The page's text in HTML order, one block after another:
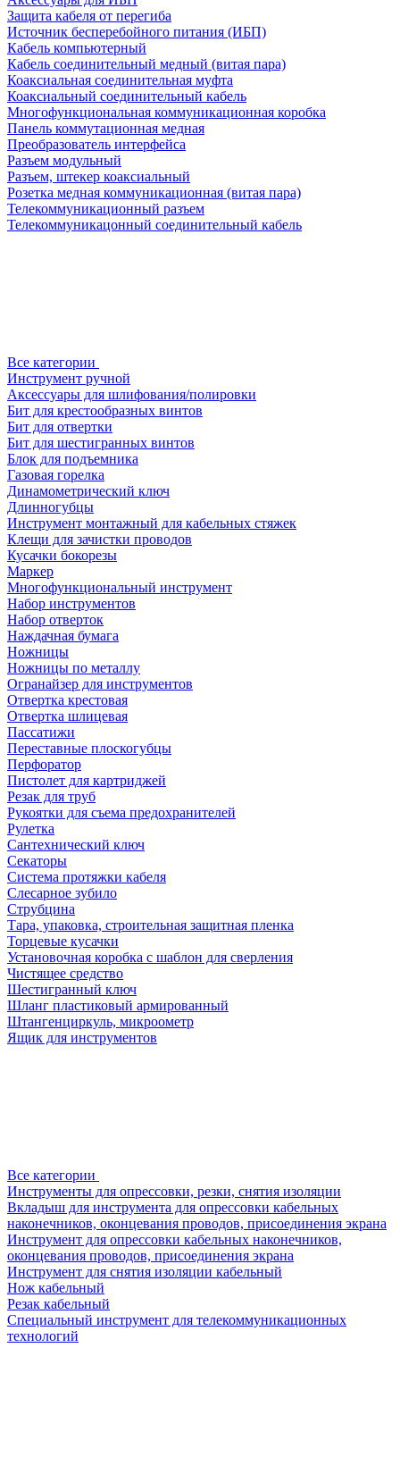
Защита кабеля от перегиба
Источник бесперебойного питания (ИБП)
Кабель компьютерный
Кабель соединительный медный (витая пара)
Коаксиальная соединительная муфта
Коаксиальный соединительный кабель
Многофункциональная коммуникационная коробка
Панель коммутационная медная
Преобразователь интерфейса
Разъем модульный
Разъем, штекер коаксиальный
Розетка медная коммуникационная (витая пара)
Телекоммуникационный разъем
Телекоммуникацонный соединительный кабель
Все категории
Инструмент ручной
Аксессуары для шлифования/полировки
Бит для крестообразных винтов
Бит для отвертки
Бит для шестигранных винтов
Блок для подъемника
Газовая горелка
Динамометрический ключ
Длинногубцы
Инструмент монтажный для кабельных стяжек
Клещи для зачистки проводов
Кусачки бокорезы
Маркер
Многофункциональный инструмент
Набор инструментов
Набор отверток
Наждачная бумага
Ножницы
Ножницы по металлу
Огранайзер для инструментов
Отвертка крестовая
Отвертка шлицевая
Пассатижи
Переставные плоскогубцы
Перфоратор
Пистолет для картриджей
Резак для труб
Рукоятки для съема предохранителей
Рулетка
Сантехнический ключ
Секаторы
Система протяжки кабеля
Слесарное зубило
Струбцина
Тара, упаковка, строительная защитная пленка
Торцевые кусачки
Установочная коробка с шаблон для сверления
Чистящее средство
Шестигранный ключ
Шланг пластиковый армированный
Штангенциркуль, микроометр
Ящик для инструментов
Все категории
Инструменты для опрессовки, резки, снятия изоляции
Вкладыш для инструмента для опрессовки кабельных
наконечников, оконцевания проводов, присоединения экрана
Инструмент для опрессовки кабельных наконечников,
оконцевания проводов, присоединения экрана
Инструмент для снятия изоляции кабельный
Нож кабельный
Резак кабельный
Специальный инструмент для телекоммуникационных
технологий